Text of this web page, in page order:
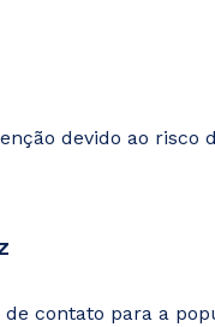
devido ao risco
contato para a